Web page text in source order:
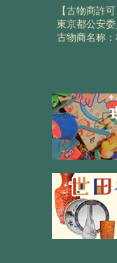
【古物商許可
東京都公安
古物商名称